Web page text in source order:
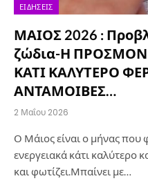
ΕΙΔΉΣΕΙΣ
ΜΑΙΟΣ 2026 :
ζώδια-Η
ΚΑΤΙ ΚΑΛΥΤΕΡΟ
ΑΝΤΑΜΟΙΒΕΣ…
2 Μαΐου 2026
Ο Μάιος είναι ο μήνας που
ενεργειακά κάτι καλύτερο
και φωτίζει.Μπαίνει με…